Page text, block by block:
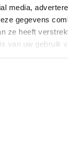
media,
gegevens
ze heeft
van uw gebruik
bedrijven
aan de
voorzien van
ambities
SNS